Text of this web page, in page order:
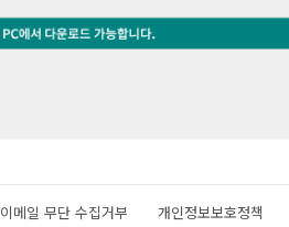
이메일 무단 수집거부 개인정보보호정책